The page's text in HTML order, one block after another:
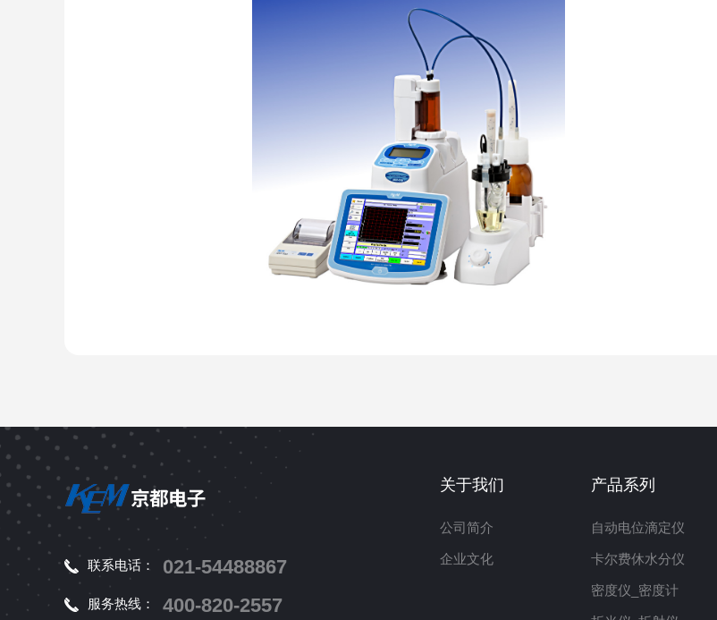
联系电话： 021-54488867
服务热线： 400-820-2557
关于我们
公司简介
企业文化
产品系列
自动电位滴定仪
卡尔费休水分仪
密度仪_密度计